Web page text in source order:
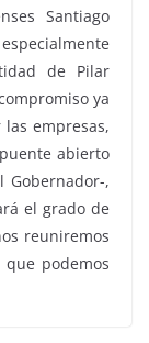
Santiago
de Pilar
ya
empresas,
abierto
Gobernador-,
el grado de
reuniremos
podemos